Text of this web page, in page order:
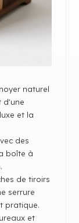
naturel
d'une
et la
des
boîte à
de tiroirs
serrure
pratique.
et